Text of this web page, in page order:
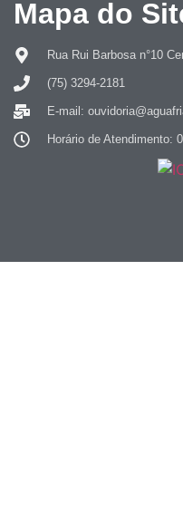
Mapa do
Rua Rui Barbosa n°10
(75) 3294-2181
E-mail:
Horário de Atendimento: